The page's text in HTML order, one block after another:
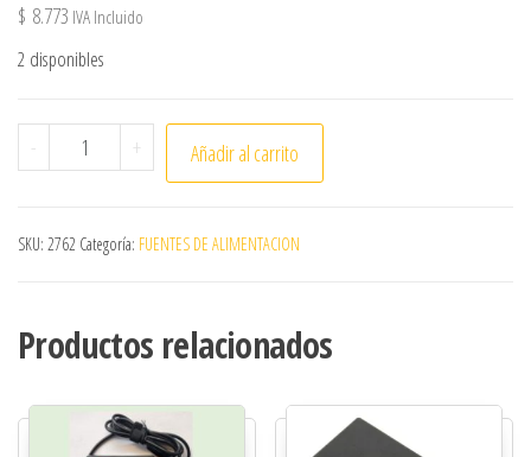
$ 8.773 IVA Incluido
2 disponibles
- Carg.Auto,USB,2.1A,NOGA,CAR USB 20 2604 cantidad
+ Añadir al carrito
SKU: 2762 Categoría: FUENTES DE ALIMENTACION
Productos relacionados